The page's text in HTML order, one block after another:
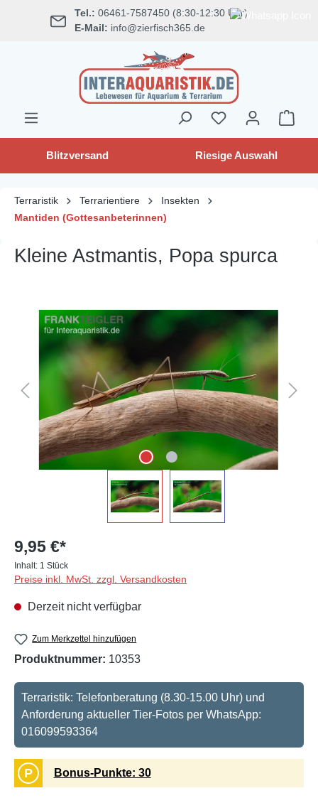
springen Tel.: 06461-7587450 (8:30-12:30 Uhr)
E-Mail: info@zierfisch365.de
Blitzversand Riesige Auswahl
Terraristik Terrarientiere
Insekten
Mantiden (Gottesanbeterinnen)
Kleine Astmantis, Popa spurca
Bildergalerie überspringen
9,95 €*
Inhalt: 1 Stück
Preise inkl. MwSt. zzgl. Versandkosten
Derzeit nicht verfügbar
Zum Merkzettel hinzufügen
Produktnummer: 10353
Terraristik: Telefonberatung (8.30-15.00 Uhr) und
Anforderung aktueller Tier-Fotos per WhatsApp:
016099593364
P Bonus-Punkte: 30